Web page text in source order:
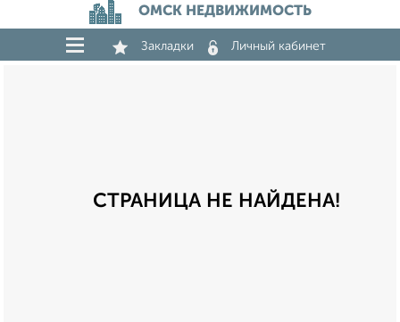
ОМСК НЕДВИЖИМОСТЬ
Закладки Личный кабинет
СТРАНИЦА НЕ НАЙДЕНА!